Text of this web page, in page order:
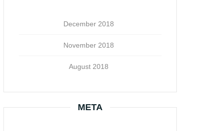
December 2018
November 2018
August 2018
META